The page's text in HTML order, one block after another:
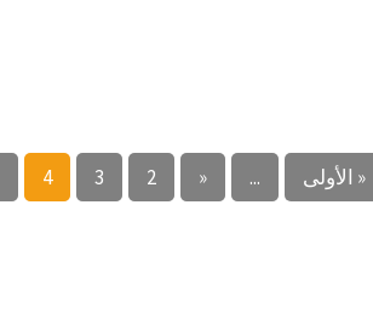
« الأولى ...
«
2
3
4